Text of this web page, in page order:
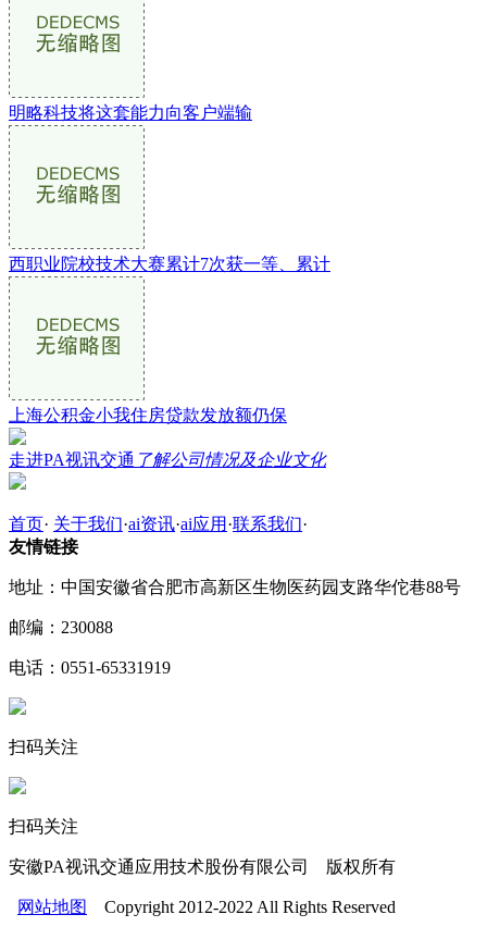
明略科技将这套能力向客户端输
西职业院校技术大赛累计7次获一等、累计
上海公积金小我住房贷款发放额仍保
走进PA视讯交通 了解公司情况及企业文化
首页· 关于我们·ai资讯·ai应用 ·联系我们·
友情链接
地址：中国安徽省合肥市高新区生物医药园支路华佗巷88号
邮编：230088
电话：0551-65331919
扫码关注
扫码关注
安徽PA视讯交通应用技术股份有限公司 版权所有
网站地图 Copyright 2012-2022 All Rights Reserved